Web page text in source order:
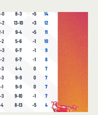
новий пакет
що буде далі
після 2025
формують новий
по НАТО